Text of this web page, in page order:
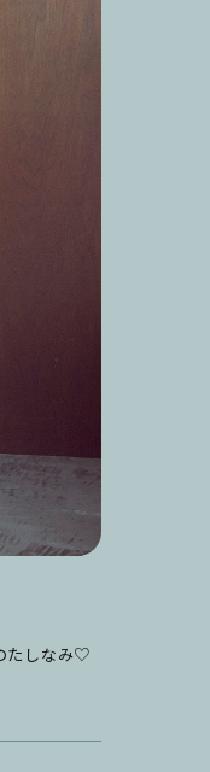
たしなみ♡